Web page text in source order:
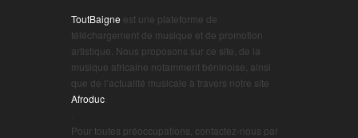
ToutBaigne est une plateforme de
téléchargement de musique et de promotion
artistique. Nous proposons sur ce site, de la
musique africaine notamment béninoise, ainsi
que de l’actualité musicale à travers notre site
Afroduc
Pour toutes préoccupations, contactez-nous par